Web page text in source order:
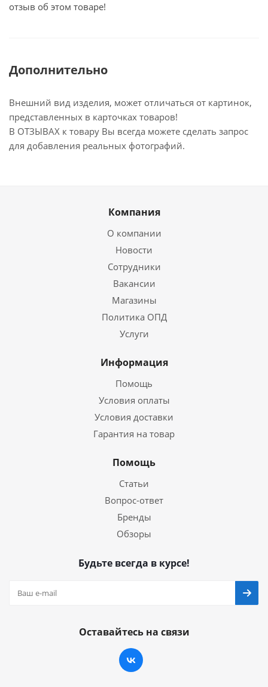
отзыв об этом товаре!
Дополнительно
Внешний вид изделия, может отличаться от картинок,
представленных в карточках товаров!
В ОТЗЫВАХ к товару Вы всегда можете сделать запрос
для добавления реальных фотографий.
Компания
О компании
Новости
Сотрудники
Вакансии
Магазины
Политика ОПД
Услуги
Информация
Помощь
Условия оплаты
Условия доставки
Гарантия на товар
Помощь
Статьи
Вопрос-ответ
Бренды
Обзоры
Будьте всегда в курсе!
Оставайтесь на связи